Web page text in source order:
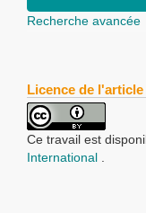
Recherche avancée
Licence de l'article
Ce travail est
International